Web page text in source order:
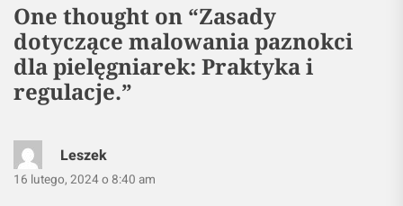
One thought on “Zasady
dotyczące malowania paznokci
dla pielęgniarek: Praktyka i
regulacje.”
Leszek
16 lutego, 2024 o 8:40 am